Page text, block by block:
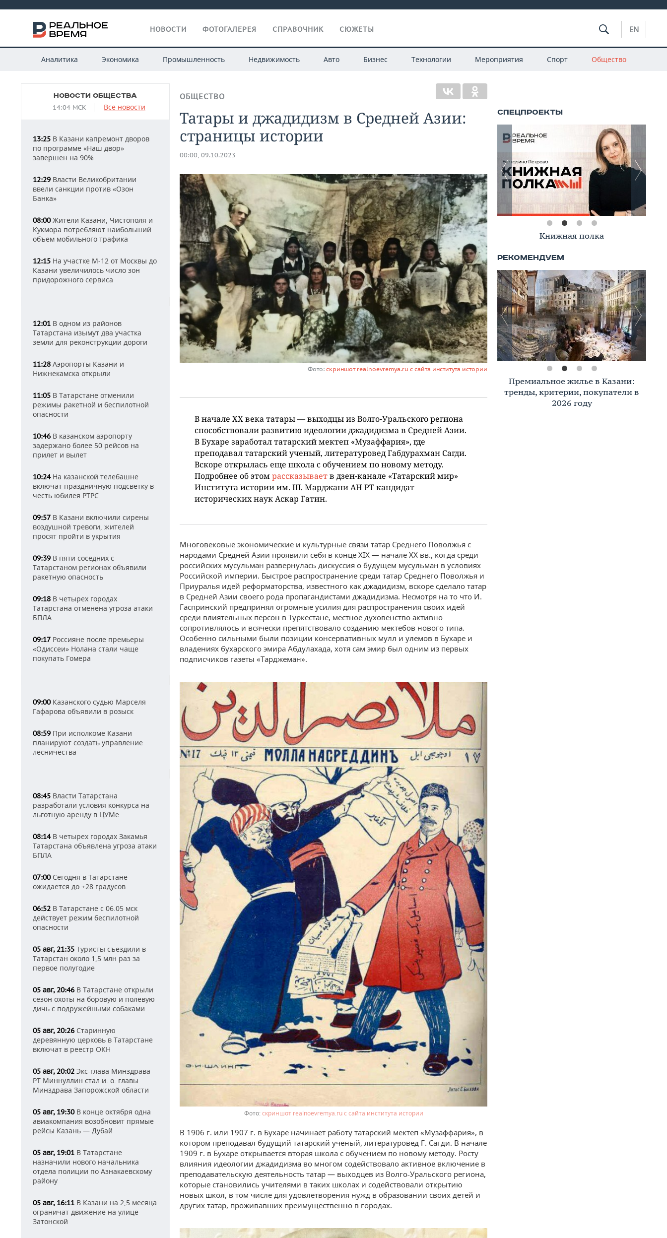
НОВОСТИ ФОТОГАЛЕРЕЯ СПРАВОЧНИК СЮЖЕТЫ EN
Аналитика Экономика Промышленность Недвижимость Авто Бизнес Технологии Мероприятия Спорт Общество
НОВОСТИ ОБЩЕСТВА
14:04 МСК Все новости
13:25 В Казани капремонт дворов
по программе «Наш двор»
завершен на 90%
12:29 Власти Великобритании
ввели санкции против «Озон
Банка»
08:00Жители Казани, Чистополя и
Кукмора потребляют наибольший
объем мобильного трафика
12:15 На участке М-12 от Москвы до
Казани увеличилось число зон
придорожного сервиса
12:01 В одном из районов
Татарстана изымут два участка
земли для реконструкции дороги
11:28 Аэропорты Казани и
Нижнекамска открыли
11:05 В Татарстане отменили
режимы ракетной и беспилотной
опасности
10:46 В казанском аэропорту
задержано более 50 рейсов на
прилет и вылет
10:24На казанской телебашне
включат праздничную подсветку в
честь юбилея РТРС
09:57 В Казани включили сирены
воздушной тревоги, жителей
просят пройти в укрытия
09:39 В пяти соседних с
Татарстаном регионах объявили
ракетную опасность
09:18 В четырех городах
Татарстана отменена угроза атаки
БПЛА
09:17 Россияне после премьеры
«Одиссеи» Нолана стали чаще
покупать Гомера
09:00Казанского судью Марселя
Гафарова объявили в розыск
08:59 При исполкоме Казани
планируют создать управление
лесничества
08:45 Власти Татарстана
разработали условия конкурса на
льготную аренду в ЦУМе
08:14В четырех городах Закамья
Татарстана объявлена угроза атаки
БПЛА
07:00Сегодня в Татарстане
ожидается до +28 градусов
06:52 В Татарстане с 06.05 мск
действует режим беспилотной
опасности
05 авг, 21:35 Туристы съездили в
Татарстан около 1,5 млн раз за
первое полугодие
05 авг, 20:46 В Татарстане открыли
сезон охоты на боровую и полевую
дичь с подружейными собаками
05 авг, 20:26 Старинную
деревянную церковь в Татарстане
включат в реестр ОКН
05 авг, 20:02 Экс-глава Минздрава
РТ Миннуллин стал и. о. главы
Минздрава Запорожской области
05 авг, 19:30В конце октября одна
авиакомпания возобновит прямые
рейсы Казань — Дубай
05 авг, 19:01 В Татарстане
назначили нового начальника
отдела полиции по Азнакаевскому
району
05 авг, 16:11 В Казани на 2,5 месяца
ограничат движение на улице
Затонской
ОБЩЕСТВО
Татары и джадидизм в Средней Азии:
страницы истории
00:00, 09.10.2023
Фото: скриншот realnoevremya.ru с сайта института истории
В начале XX века татары — выходцы из Волго-Уральского региона
способствовали развитию идеологии джадидизма в Средней Азии.
В Бухаре заработал татарский мектеп «Музаффария», где
преподавал татарский ученый, литературовед Габдурахман Сагди.
Вскоре открылась еще школа с обучением по новому методу.
Подробнее об этомрассказываетв дзен-канале «Татарский мир»
Института истории им. Ш. Марджани АН РТ кандидат
исторических наук Аскар Гатин.
Многовековые экономические и культурные связи татар Среднего Поволжья с
народами Средней Азии проявили себя в конце XIX — начале ХХ вв., когда среди
российских мусульман развернулась дискуссия о будущем мусульман в условиях
Российской империи. Быстрое распространение среди татар Среднего Поволжья и
Приуралья идей реформаторства, известного как джадидизм, вскоре сделало татар
в Средней Азии своего рода пропагандистами джадидизма. Несмотря на то что И.
Гаспринский предпринял огромные усилия для распространения своих идей
среди влиятельных персон в Туркестане, местное духовенство активно
сопротивлялось и всячески препятствовало созданию мектебов нового типа.
Особенно сильными были позиции консервативных мулл и улемов в Бухаре и
владениях бухарского эмира Абдулахада, хотя сам эмир был одним из первых
подписчиков газеты «Тарджеман».
скриншот realnoevremya.ru с сайта института истории
В 1906 г. или 1907 г. в Бухаре начинает работу татарский мектеп «Музаффария», в
котором преподавал будущий татарский ученый, литературовед Г. Сагди. В начале
1909 г. в Бухаре открывается вторая школа с обучением по новому методу. Росту
влияния идеологии джадидизма во многом содействовало активное включение в
преподавательскую деятельность татар — выходцев из Волго-Уральского региона,
которые становились учителями в таких школах и содействовали открытию
новых школ, в том числе для удовлетворения нужд в образовании своих детей и
других татар, проживавших преимущественно в городах.
Книжная полка
Премиальное жилье в Казани:
тренды, критерии, покупатели в
2026 году